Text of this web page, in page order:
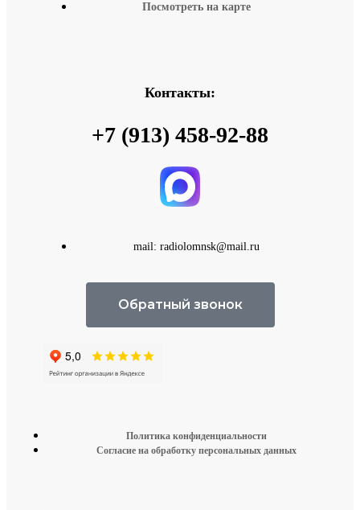
Посмотреть на карте
Контакты:
+7 (913) 458-92-88
mail: radiolomnsk@mail.ru
Обратный звонок
Политика конфиденциальности
Согласие на обработку персональных данных